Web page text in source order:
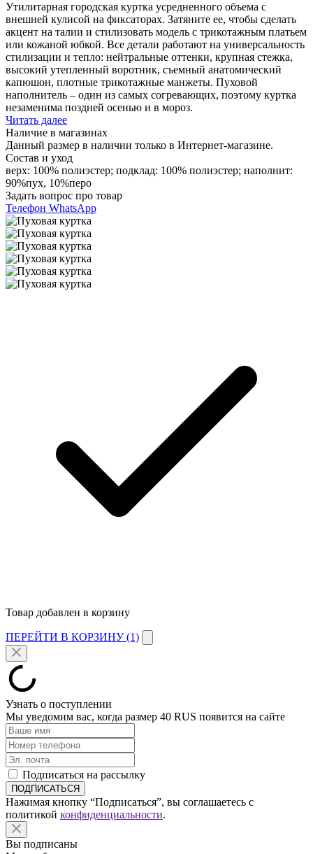
Утилитарная городская куртка усредненного объема с
внешней кулисой на фиксаторах. Затяните ее, чтобы сделать
акцент на талии и стилизовать модель с трикотажным платьем
или кожаной юбкой. Все детали работают на универсальность
стилизации и тепло: нейтральные оттенки, крупная стежка,
высокий утепленный воротник, съемный анатомический
капюшон, плотные трикотажные манжеты. Пуховой
наполнитель – один из самых согревающих, поэтому куртка
незаменима поздней осенью и в мороз.
Читать далее
Наличие в магазинах
Данный размер в наличии только в Интернет-магазине.
Состав и уход
верх: 100% полиэстер; подклад: 100% полиэстер; наполнит:
90%пух, 10%перо
Задать вопрос про товар
Телефон WhatsApp
Товар добавлен в корзину
ПЕРЕЙТИ В КОРЗИНУ (1)
Узнать о поступлении
Мы уведомим вас, когда размер 40 RUS появится на сайте
Подписаться на рассылку
Нажимая кнопку “Подписаться”, вы соглашаетесь с
политикой конфиденциальности.
Вы подписаны